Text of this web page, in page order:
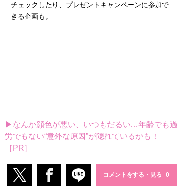
チェックしたり、プレゼントキャンペーンに参加で
きる企画も。
▶なんか顔色が悪い、いつもだるい…年齢でも過
労でもない“意外な原因”が隠れているかも！
［PR］
コメントをする・見る